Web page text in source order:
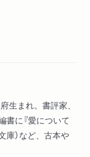
生まれ。書評家、
書に『愛について
庫）など、古本や